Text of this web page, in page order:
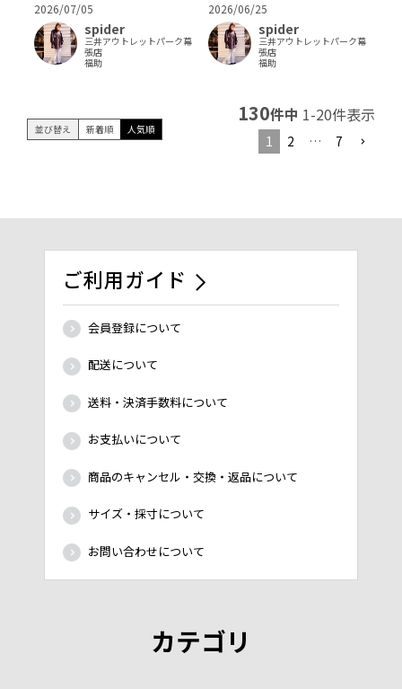
2026/07/05
spider
三井アウトレットパーク幕
張店
福助
2026/06/25
spider
三井アウトレットパーク幕
張店
福助
並び替え 新着順 人気順
130件中 1-20件表示
1 2 … 7
ご利用ガイド
会員登録について
配送について
送料・決済手数料について
お支払いについて
商品のキャンセル・交換・返品について
サイズ・採寸について
お問い合わせについて
カテゴリ